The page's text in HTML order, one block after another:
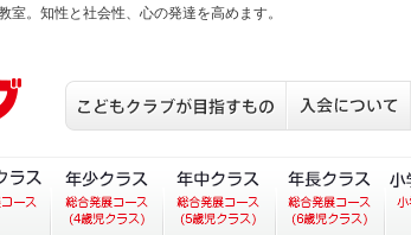
。知性と社会性、心の発達を高めます。
こどもクラブが
いコース）
ラス（あいあいコース）